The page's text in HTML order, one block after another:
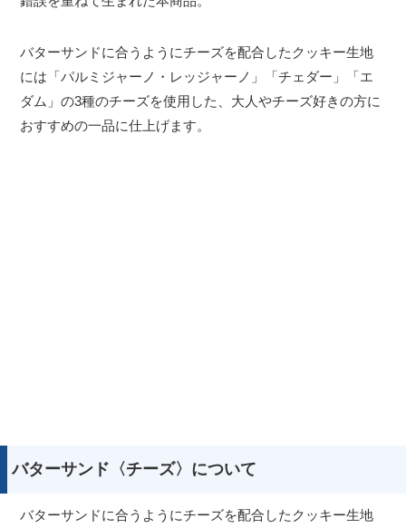
バターサンドに合うようにチーズを配合したクッキー生地
には「パルミジャーノ・レッジャーノ」「チェダー」「エ
ダム」の3種のチーズを使用した、大人やチーズ好きの方に
おすすめの一品に仕上げます。
バターサンド〈チーズ〉について
バターサンドに合うようにチーズを配合したクッキー生地